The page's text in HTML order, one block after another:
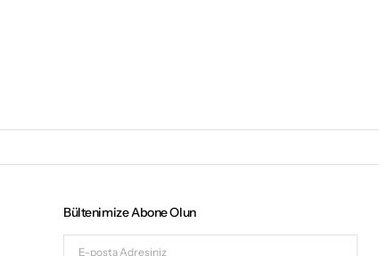
Bültenimize Abone Olun